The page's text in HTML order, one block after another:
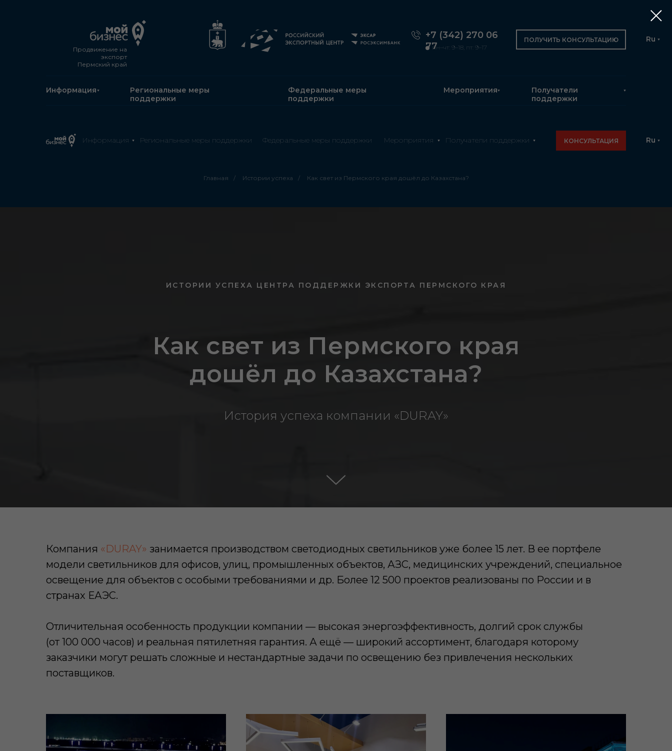
Федеральные меры
поддержки
Региональные меры
поддержки
Получатели
поддержки
Мероприятия
Информация
Продвижение на
экспорт
Пермский край
+7 (342) 270 06
77пн–чт: 9–18, пт: 9–17
ПОЛУЧИТЬ КОНСУЛЬТАЦИЮ Ru
Федеральные меры поддержки
Региональные меры поддержки Получатели поддержки
Мероприятия
Информация КОНСУЛЬТАЦИЯ Ru
Главная / Истории успеха / Как свет из Пермского края дошёл до Казахстана?
ИСТОРИИ УСПЕХА ЦЕНТРА ПОДДЕРЖКИ ЭКСПОРТА ПЕРМСКОГО КРАЯ
Как свет из Пермского края
дошёл до Казахстана?
История успеха компании «DURAY»
Компания «DURAY» занимается производством светодиодных светильников уже более 15 лет. В ее портфеле
модели светильников для офисов, улиц, промышленных объектов, АЗС, медицинских учреждений, специальное
освещение для объектов с особыми требованиями и др. Более 12 500 проектов реализованы по России и в
странах ЕАЭС.
Отличительная особенность продукции компании — высокая энергоэффективность, долгий срок службы
(от 100 000 часов) и реальная пятилетняя гарантия. А ещё — широкий ассортимент, благодаря которому
заказчики могут решать сложные и нестандартные задачи по освещению без привлечения нескольких
поставщиков.